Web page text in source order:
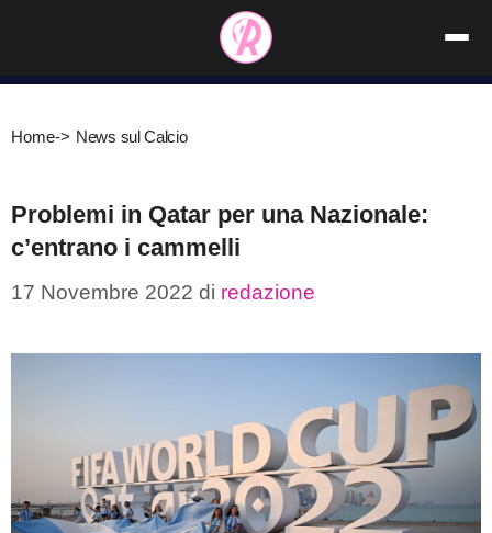
contenuto
Home-> News sul Calcio
Problemi in Qatar per una Nazionale:
c’entrano i cammelli
17 Novembre 2022 di redazione